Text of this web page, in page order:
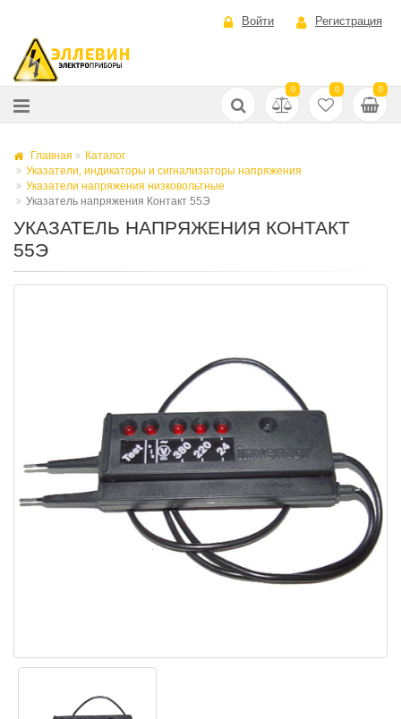
Войти Регистрация
0 0 0
Главная
Каталог
Указатели, индикаторы и сигнализаторы напряжения
Указатели напряжения низковольтные
Указатель напряжения Контакт 55Э
УКАЗАТЕЛЬ НАПРЯЖЕНИЯ КОНТАКТ
55Э